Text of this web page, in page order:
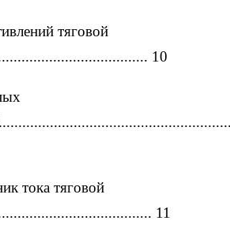
тяговой
10
тока тяговой
11